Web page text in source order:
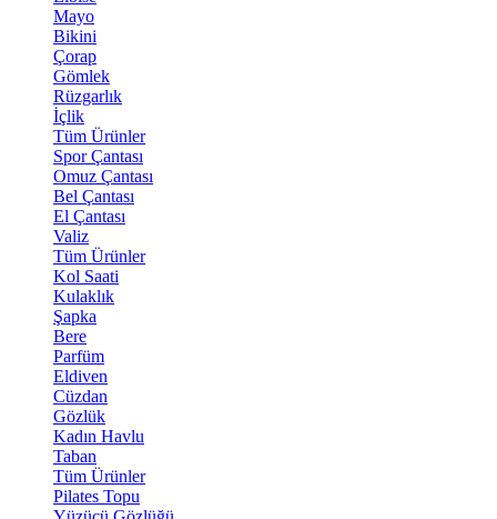
Mayo
Bikini
Çorap
Gömlek
Rüzgarlık
İçlik
Tüm Ürünler
Spor Çantası
Omuz Çantası
Bel Çantası
El Çantası
Valiz
Tüm Ürünler
Kol Saati
Kulaklık
Şapka
Bere
Parfüm
Eldiven
Cüzdan
Gözlük
Kadın Havlu
Taban
Tüm Ürünler
Pilates Topu